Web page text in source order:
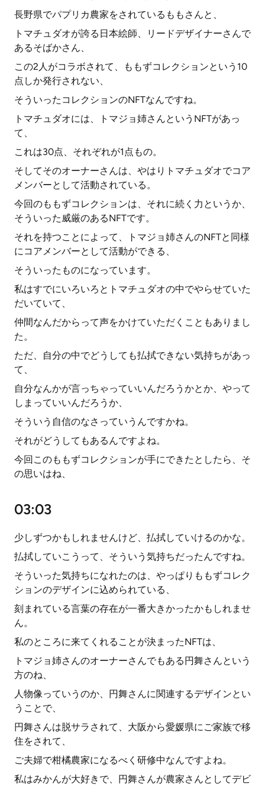
長野県でパプリカ農家をされているももさんと、
トマチュダオが誇る日本絵師、リードデザイナーさんで
あるそばかさん、
この2人がコラボされて、ももずコレクションという10
点しか発行されない、
そういったコレクションのNFTなんですね。
トマチュダオには、トマジョ姉さんというNFTがあっ
て、
これは30点、それぞれが1点もの。
そしてそのオーナーさんは、やはりトマチュダオでコア
メンバーとして活動されている。
今回のももずコレクションは、それに続く力というか、
そういった威厳のあるNFTです。
それを持つことによって、トマジョ姉さんのNFTと同様
にコアメンバーとして活動ができる、
そういったものになっています。
私はすでにいろいろとトマチュダオの中でやらせていた
だいていて、
仲間なんだからって声をかけていただくこともありまし
た。
ただ、自分の中でどうしても払拭できない気持ちがあっ
て、
自分なんかが言っちゃっていいんだろうかとか、やって
しまっていいんだろうか、
そういう自信のなさっていうんですかね。
それがどうしてもあるんですよね。
今回このももずコレクションが手にできたとしたら、そ
の思いはね、
03:03
少しずつかもしれませんけど、払拭していけるのかな。
払拭していこうって、そういう気持ちだったんですね。
そういった気持ちになれたのは、やっぱりももずコレク
ションのデザインに込められている、
刻まれている言葉の存在が一番大きかったかもしれませ
ん。
私のところに来てくれることが決まったNFTは、
トマジョ姉さんのオーナーさんでもある円舞さんという
方のね、
人物像っていうのか、円舞さんに関連するデザインとい
うことで、
円舞さんは脱サラされて、大阪から愛媛県にご家族で移
住をされて、
ご夫婦で柑橘農家になるべく研修中なんですよね。
私はみかんが大好きで、円舞さんが農家さんとしてデビ